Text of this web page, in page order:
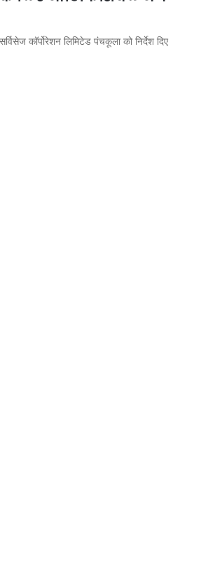
कॉर्पोरेशन लिमिटेड पंचकूला को निर्देश दिए